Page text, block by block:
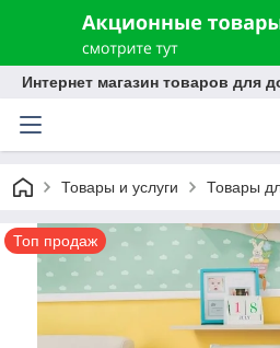
Интернет магазин товаров для
Товары и услуги Товары
Топ продаж